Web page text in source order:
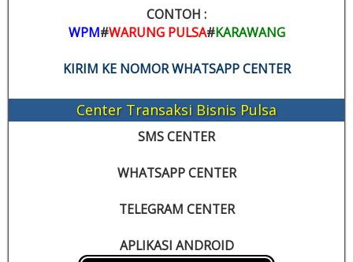
CONTOH :
WPM#WARUNG PULSA#KARAWANG
KIRIM KE NOMOR WHATSAPP CENTER
Center Transaksi Bisnis Pulsa
SMS CENTER
WHATSAPP CENTER
TELEGRAM CENTER
APLIKASI ANDROID